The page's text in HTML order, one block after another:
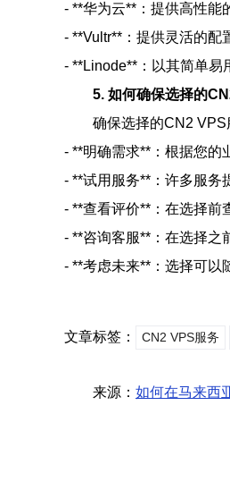
- **华为云**：提供高性能
- **Vultr**：提供灵活的配
- **Linode**：以其简单易
5. 如何确保选择的
确保选择的CN2 VPS
- **明确需求**：根据您的
- **试用服务**：许多服务
- **查看评价**：在选择前
- **咨询客服**：在选择之
- **考虑未来**：选择可以
文章标签： CN2 VPS服务
来源： 如何在马来西